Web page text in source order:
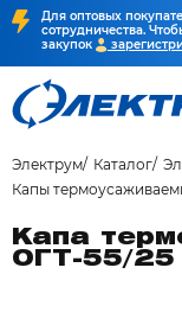
Для оптовых
сотрудничества.
закупок
Электрум Каталог
Капы
Капа
ОГТ-55/25